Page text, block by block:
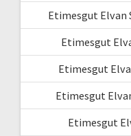
Etimesgut Elvan
Etimesgut
Etimesgut
Etimesgut
Etimesgut